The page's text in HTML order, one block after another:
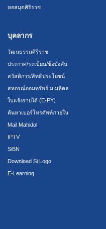
หอสมุดศิริราช
บุคลากร
วัฒนธรรมศิริราช
ประกาศ/ระเบียบ/ข้อบังคับ
สวัสดิการ/สิทธิประโยชน์
สหกรณ์ออมทรัพย์ ม.มหิดล
ใบแจ้งรายได้ (E-PY)
ค้นหาเบอร์โทรศัพท์ภายใน
Mail Mahidol
IPTV
SiBN
Download Si Logo
E-Learning